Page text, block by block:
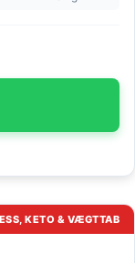
KETO & VÆGTTAB